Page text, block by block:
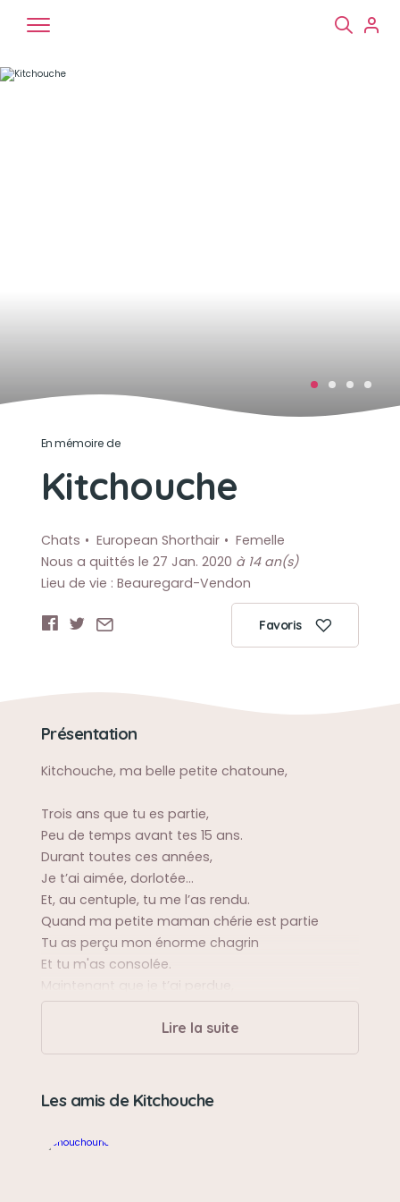
En mémoire de
Kitchouche
Chats European Shorthair
Femelle
Nous a quittés le 27 Jan. 2020 à 14 an(s)
Lieu de vie : Beauregard-Vendon
Favoris
Présentation
Kitchouche, ma belle petite chatoune,
Trois ans que tu es partie,
Peu de temps avant tes 15 ans.
Durant toutes ces années,
Je t’ai aimée, dorlotée…
Et, au centuple, tu me l’as rendu.
Quand ma petite maman chérie est partie
Tu as perçu mon énorme chagrin
Et tu m'as consolée.
Maintenant que je t’ai perdue,
Il faut que je m’habitue
A ton silence.
Je ne t’oublie pas ma merveilleuse chatoune.
Lire la suite
Les amis de Kitchouche